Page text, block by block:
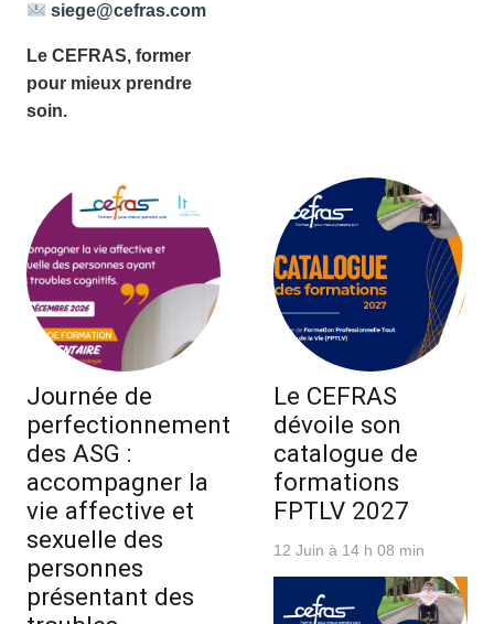
siege@cefras.com
Le CEFRAS, former
pour mieux prendre
soin.
Journée de
perfectionnement
des ASG :
accompagner la
vie affective et
sexuelle des
personnes
présentant des
Le CEFRAS
dévoile son
catalogue de
formations
FPTLV 2027
12 Juin à 14 h 08 min